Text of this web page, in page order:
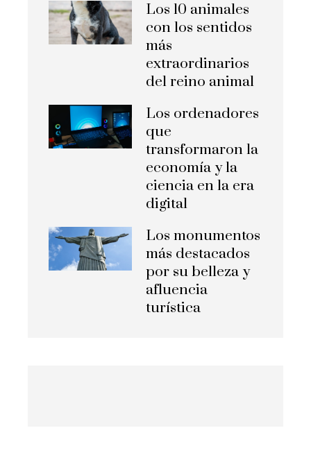
Los 10 animales
con los sentidos
más
extraordinarios
del reino animal
Los ordenadores
que
transformaron la
economía y la
ciencia en la era
digital
Los monumentos
más destacados
por su belleza y
afluencia
turística